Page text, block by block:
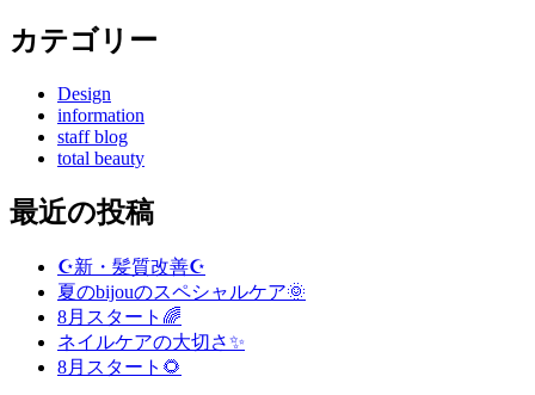
カテゴリー
Design
information
staff blog
total beauty
最近の投稿
☪️新・髪質改善☪️
夏のbijouのスペシャルケア🌞
8月スタート🌈
ネイルケアの大切さ✨
8月スタート🌻